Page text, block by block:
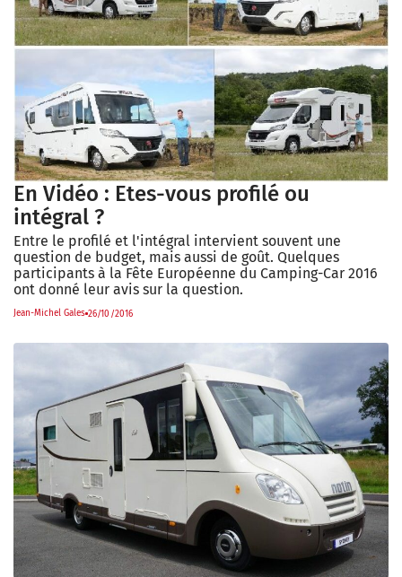
En Vidéo : Etes-vous profilé ou
intégral ?
Entre le profilé et l'intégral intervient souvent une
question de budget, mais aussi de goût. Quelques
participants à la Fête Européenne du Camping-Car 2016
ont donné leur avis sur la question.
Jean-Michel Gales 26/10/2016